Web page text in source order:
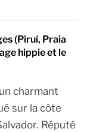
(Piruí, Praia
hippie et le
charmant
sur la côte
Réputé